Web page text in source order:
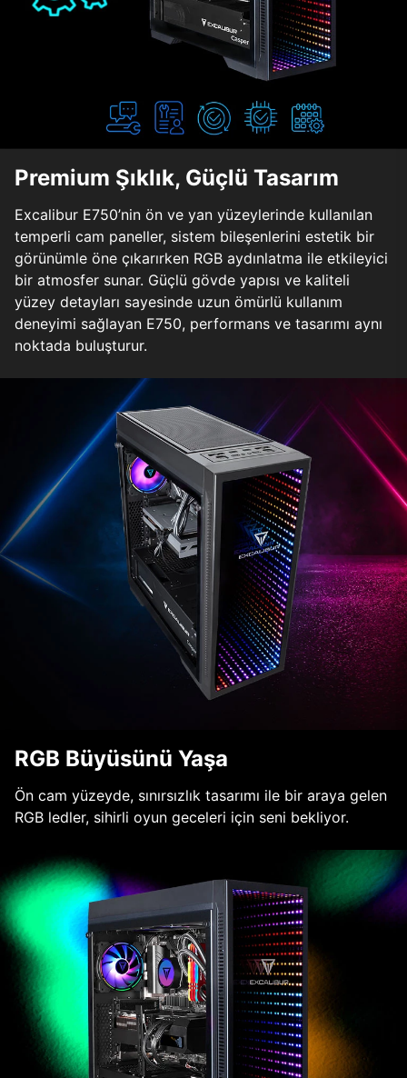
Premium Şıklık, Güçlü Tasarım
Excalibur E750’nin ön ve yan yüzeylerinde kullanılan
temperli cam paneller, sistem bileşenlerini estetik bir
görünümle öne çıkarırken RGB aydınlatma ile etkileyici
bir atmosfer sunar. Güçlü gövde yapısı ve kaliteli
yüzey detayları sayesinde uzun ömürlü kullanım
deneyimi sağlayan E750, performans ve tasarımı aynı
noktada buluşturur.
RGB Büyüsünü Yaşa
Ön cam yüzeyde, sınırsızlık tasarımı ile bir araya gelen
RGB ledler, sihirli oyun geceleri için seni bekliyor.